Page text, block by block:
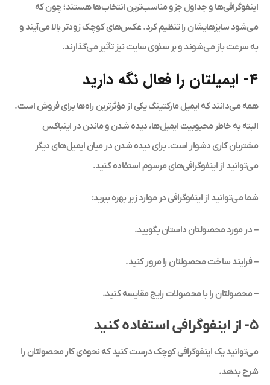
اینفوگرافی‌ها و جداول جزو مناسب‌ترین انتخاب‌ها هستند؛ چون که
می‌شود سایزهایشان را تنظیم کرد. عکس‌های کوچک زودتر بالا می‌آیند و
به سرعت باز می‌شوند و بر سئوی سایت نیز تأثیر می‌گذارند.
۴- ایمیلتان را فعال نگه دارید
همه می‌دانند که ایمیل مارکتینگ یکی از مؤثرترین راه‌ها برای فروش است.
البته به خاطر محبوبیت ایمیل‌ها، دیده شدن و ماندن در اینباکس
مشتریان کاری دشوار است. برای دیده شدن در میان ایمیل‌های دیگر
می‌توانید از اینفوگرافی‌های مرسوم استفاده کنید.
شما می‌توانید از اینفوگرافی در موارد زیر بهره ببرید:
– در مورد محصولتان داستان بگویید.
– فرایند ساخت محصولتان را مرور کنید.
– محصولتان را با محصولات رایج مقایسه کنید.
۵- از اینفوگرافی استفاده کنید
می‌توانید یک اینفوگرافی کوچک درست کنید که نحوه‌ی کار محصولتان را
شرح بدهد.